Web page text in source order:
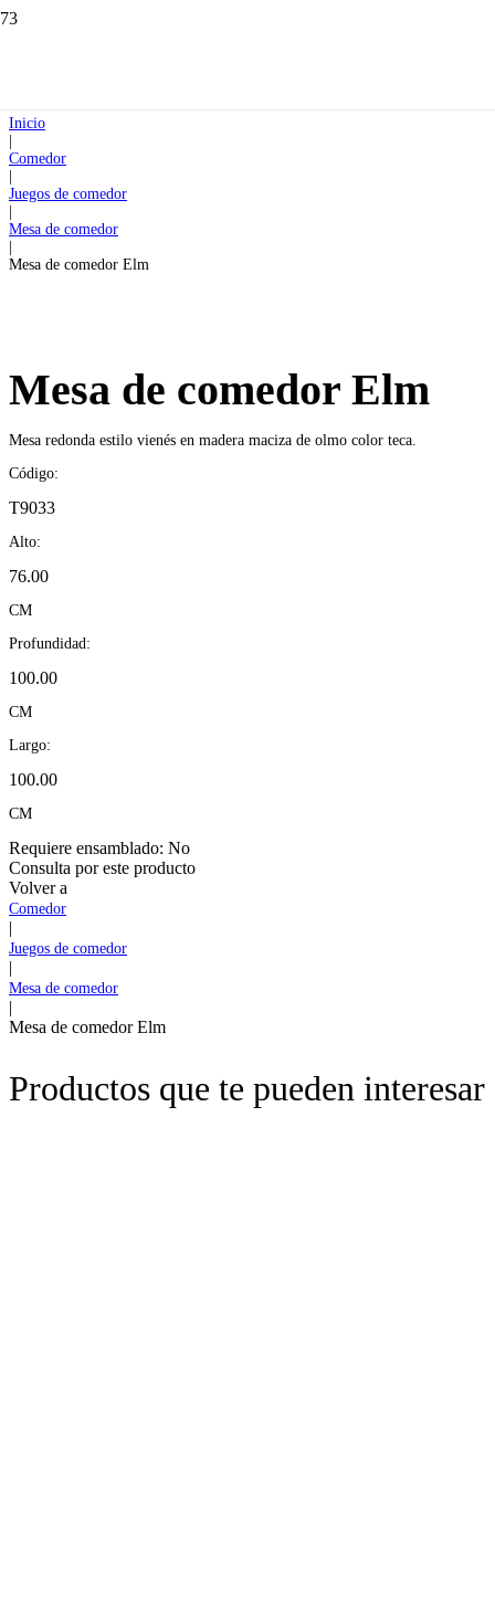
Inicio
Comedor
Juegos de comedor
Mesa de comedor
Mesa de comedor Elm
Mesa de comedor Elm
Mesa redonda estilo vienés en madera maciza de olmo color teca.
Código:
T9033
Alto:
76.00
CM
Profundidad:
100.00
CM
Largo:
100.00
CM
Requiere ensamblado: No
Consulta por este producto
Volver a
Comedor
|
Juegos de comedor
|
Mesa de comedor
|
Mesa de comedor Elm
Productos que te pueden interesar